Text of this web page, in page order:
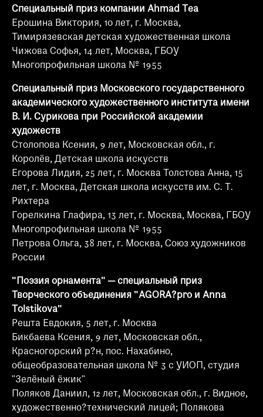
Специальный приз компании Ahmad Tea
Ерошина Виктория, 10 лет, г. Москва,
Тимирязевская детская художественная школа
Чижова Софья, 14 лет, Москва, ГБОУ
Многопрофильная школа № 1955
Специальный приз Московского государственного
академического художественного института имени
В. И. Сурикова при Российской академии
художеств
Столопова Ксения, 9 лет, Московская обл., г.
Королёв, Детская школа искусств
Егорова Лидия, 25 лет, г. Москва Толстова Анна, 15
лет, г. Москва, Детская школа искусств им. С. Т.
Рихтера
Горелкина Глафира, 13 лет, г. Москва, Москва, ГБОУ
Многопрофильная школа № 1955
Петрова Ольга, 38 лет, г. Москва, Союз художников
России
"Поэзия орнамента" — специальный приз
Творческого объединения "AGORA?pro и Аnna
Tolstikova"
Решта Евдокия, 5 лет, г. Москва
Бикбаева Ксения, 9 лет, Московская обл.,
Красногорский р?н, пос. Нахабино,
общеобразовательная школа № 3 с УИОП, студия
"Зелёный ёжик"
Поляков Даниил, 12 лет, Московская обл., г. Видное,
художественно?технический лицей; Полякова